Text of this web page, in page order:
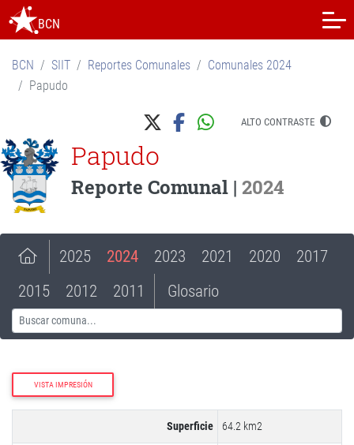
BCN
BCN SIIT Reportes Comunales
Comunales 2024
Papudo
ALTO CONTRASTE
Papudo
Reporte Comunal | 2024
2025 2024 2023 2021 2020
2017
2015
2012 2011 Glosario
VISTA IMPRESIÓN
Superficie 64.2 km2